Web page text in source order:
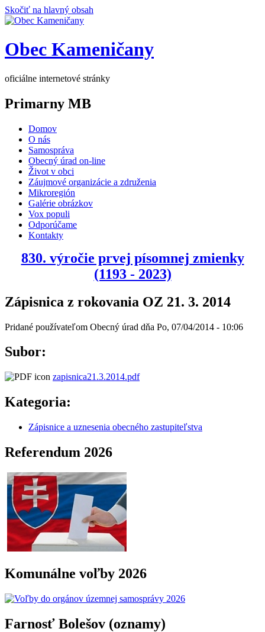
Skočiť na hlavný obsah
Obec Kameničany
oficiálne internetové stránky
Primarny MB
Domov
O nás
Samospráva
Obecný úrad on-line
Život v obci
Záujmové organizácie a združenia
Mikroregión
Galérie obrázkov
Vox populi
Odporúčame
Kontakty
830. výročie prvej písomnej zmienky
(1193 - 2023)
Zápisnica z rokovania OZ 21. 3. 2014
Pridané používateľom Obecný úrad dňa Po, 07/04/2014 - 10:06
Subor:
zapisnica21.3.2014.pdf
Kategoria:
Zápisnice a uznesenia obecného zastupiteľstva
Referendum 2026
Komunálne voľby 2026
Farnosť Bolešov (oznamy)